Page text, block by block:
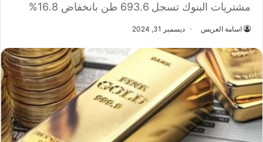
مشتريات البنوك تسجل 693.6 طن بانخفاض 16.8%
اسامة العريس ديسمبر 31, 2024